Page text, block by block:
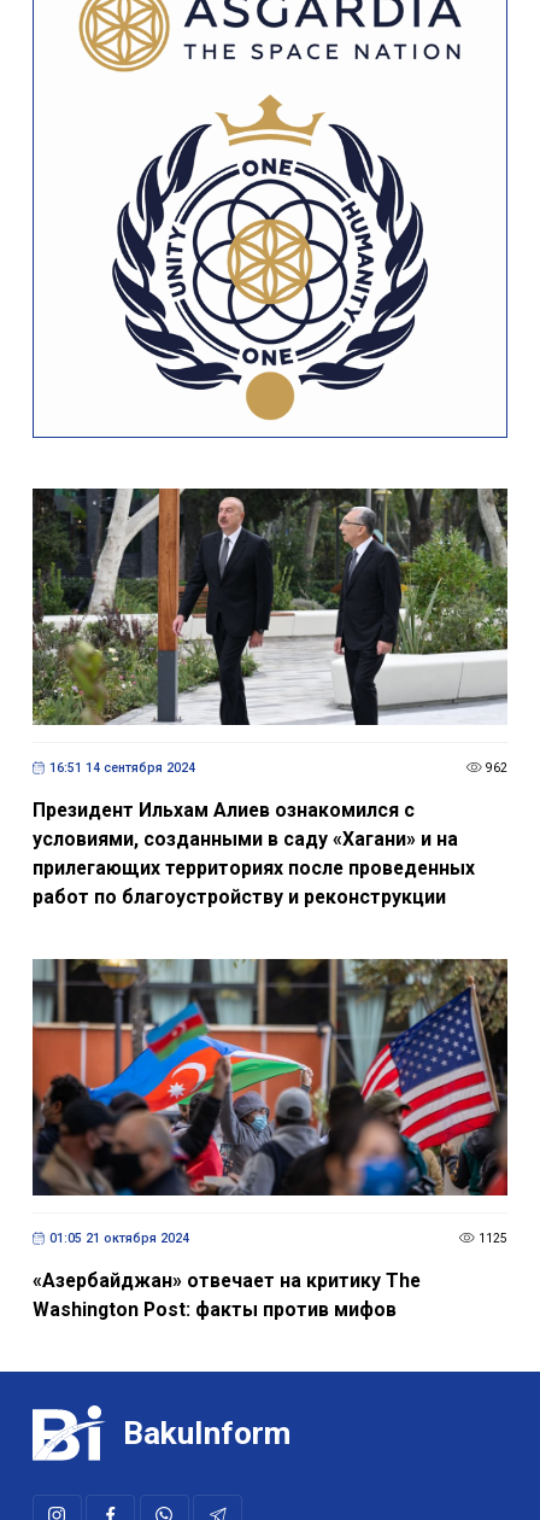
16:51 14 сентября 2024 962
Президент Ильхам Алиев ознакомился с
условиями, созданными в саду «Хагани» и на
прилегающих территориях после проведенных
работ по благоустройству и реконструкции
01:05 21 октября 2024 1125
«Азербайджан» отвечает на критику The
Washington Post: факты против мифов
BakuInform